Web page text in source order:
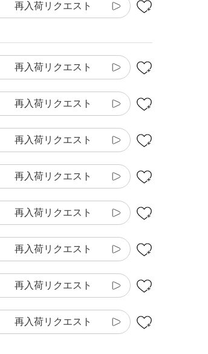
再入荷リクエスト
再入荷リクエスト
再入荷リクエスト
再入荷リクエスト
再入荷リクエスト
再入荷リクエスト
再入荷リクエスト
再入荷リクエスト
再入荷リクエスト